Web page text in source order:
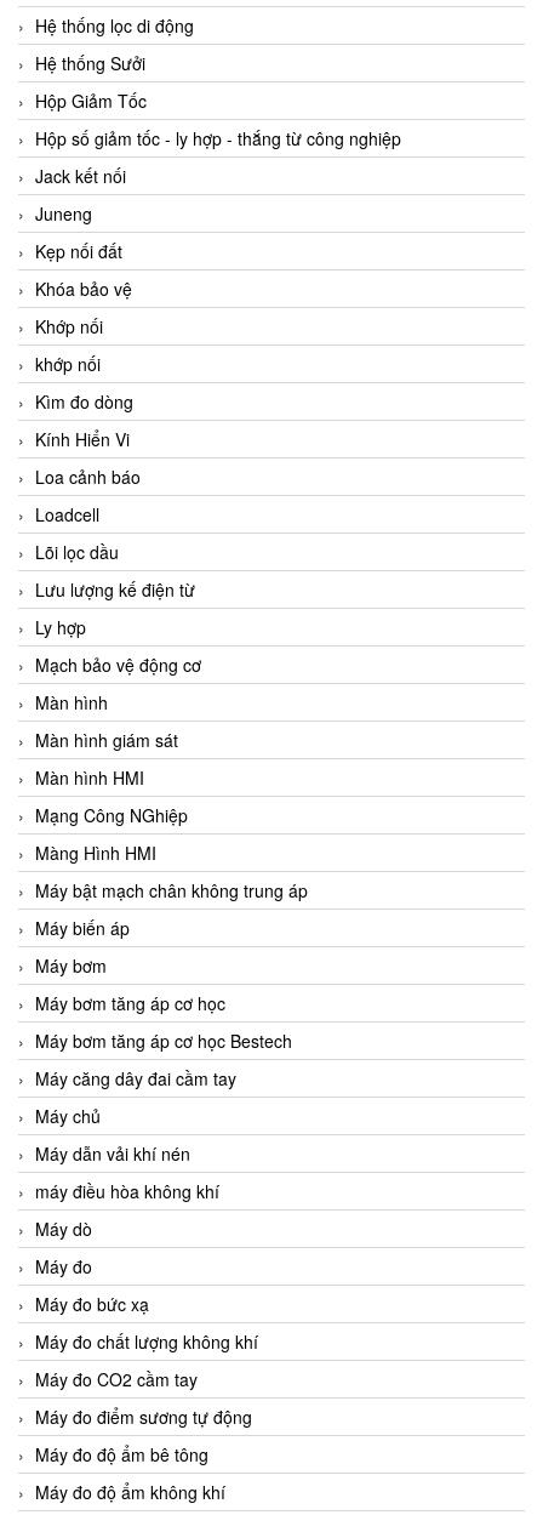
Hệ thống lọc di động
Hệ thống Sưởi
Hộp Giảm Tốc
Hộp số giảm tốc - ly hợp - thắng từ công nghiệp
Jack kết nối
Juneng
Kẹp nối đất
Khóa bảo vệ
Khớp nối
khớp nối
Kìm đo dòng
Kính Hiển Vi
Loa cảnh báo
Loadcell
Lõi lọc dầu
Lưu lượng kế điện từ
Ly hợp
Mạch bảo vệ động cơ
Màn hình
Màn hình giám sát
Màn hình HMI
Mạng Công NGhiệp
Màng Hình HMI
Máy bật mạch chân không trung áp
Máy biến áp
Máy bơm
Máy bơm tăng áp cơ học
Máy bơm tăng áp cơ học Bestech
Máy căng dây đai cầm tay
Máy chủ
Máy dẫn vải khí nén
máy điều hòa không khí
Máy dò
Máy đo
Máy đo bức xạ
Máy đo chất lượng không khí
Máy đo CO2 cầm tay
Máy đo điểm sương tự động
Máy đo độ ẩm bê tông
Máy đo độ ẩm không khí